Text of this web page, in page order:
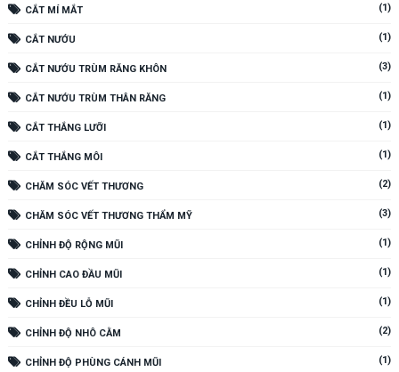
CẮT MÍ MẮT (1)
CẮT NƯỚU (1)
CẮT NƯỚU TRÙM RĂNG KHÔN (3)
CẮT NƯỚU TRÙM THÂN RĂNG (1)
CẮT THẮNG LƯỠI (1)
CẮT THẮNG MÔI (1)
CHĂM SÓC VẾT THƯƠNG (2)
CHĂM SÓC VẾT THƯƠNG THẨM MỸ (3)
CHỈNH ĐỘ RỘNG MŨI (1)
CHỈNH CAO ĐẦU MŨI (1)
CHỈNH ĐỀU LỖ MŨI (1)
CHỈNH ĐỘ NHÔ CẰM (2)
CHỈNH ĐỘ PHÙNG CÁNH MŨI (1)